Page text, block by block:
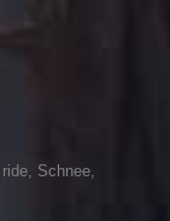
ride, Schnee,